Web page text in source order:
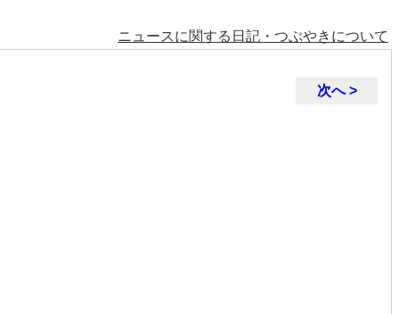
ニュースに関する日記・つぶやきについて
次へ >